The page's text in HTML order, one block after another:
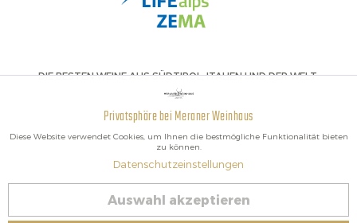
DIE BESTEN WEINE AUS SÜDTIROL, ITALIEN UND DER WELT.
Vertrag widerrufen
Inaktiv
Privatsphäre bei Meraner Weinhaus
Diese Website verwendet Cookies, um Ihnen die bestmögliche Funktionalität bieten
zu können.
Datenschutzeinstellungen
Auswahl akzeptieren